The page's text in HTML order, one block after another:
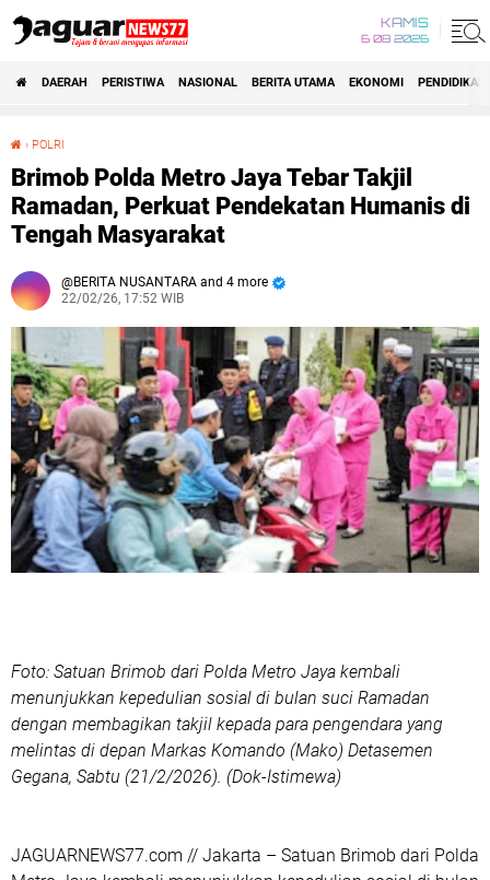
KAMIS
6 08 2026
DAERAH PERISTIWA NASIONAL BERITA UTAMA EKONOMI PENDIDIKAN
› POLRI
‎Brimob Polda Metro Jaya Tebar Takjil
Ramadan, Perkuat Pendekatan Humanis di
Tengah Masyarakat‎
BERITA NUSANTARA and 4 more
22/02/26, 17:52 WIB
Foto: Satuan Brimob dari Polda Metro Jaya kembali
menunjukkan kepedulian sosial di bulan suci Ramadan
dengan membagikan takjil kepada para pengendara yang
melintas di depan Markas Komando (Mako) Detasemen
Gegana, Sabtu (21/2/2026). (Dok-Istimewa)
‎JAGUARNEWS77.com // Jakarta – Satuan Brimob dari Polda